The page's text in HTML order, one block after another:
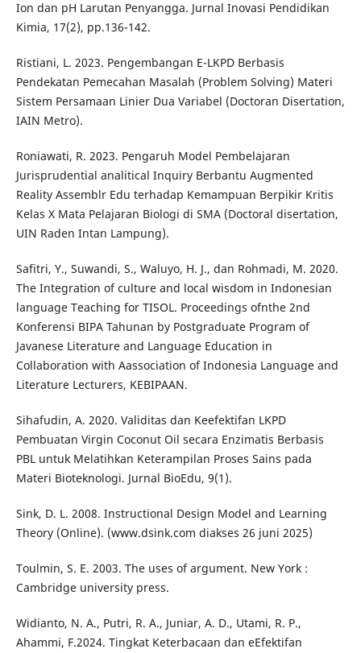
Ion dan pH Larutan Penyangga. Jurnal Inovasi Pendidikan
Kimia, 17(2), pp.136-142.
Ristiani, L. 2023. Pengembangan E-LKPD Berbasis
Pendekatan Pemecahan Masalah (Problem Solving) Materi
Sistem Persamaan Linier Dua Variabel (Doctoran Disertation,
IAIN Metro).
Roniawati, R. 2023. Pengaruh Model Pembelajaran
Jurisprudential analitical Inquiry Berbantu Augmented
Reality Assemblr Edu terhadap Kemampuan Berpikir Kritis
Kelas X Mata Pelajaran Biologi di SMA (Doctoral disertation,
UIN Raden Intan Lampung).
Safitri, Y., Suwandi, S., Waluyo, H. J., dan Rohmadi, M. 2020.
The Integration of culture and local wisdom in Indonesian
language Teaching for TISOL. Proceedings ofnthe 2nd
Konferensi BIPA Tahunan by Postgraduate Program of
Javanese Literature and Language Education in
Collaboration with Aassociation of Indonesia Language and
Literature Lecturers, KEBIPAAN.
Sihafudin, A. 2020. Validitas dan Keefektifan LKPD
Pembuatan Virgin Coconut Oil secara Enzimatis Berbasis
PBL untuk Melatihkan Keterampilan Proses Sains pada
Materi Bioteknologi. Jurnal BioEdu, 9(1).
Sink, D. L. 2008. Instructional Design Model and Learning
Theory (Online). (www.dsink.com diakses 26 juni 2025)
Toulmin, S. E. 2003. The uses of argument. New York :
Cambridge university press.
Widianto, N. A., Putri, R. A., Juniar, A. D., Utami, R. P.,
Ahammi, F.2024. Tingkat Keterbacaan dan eEfektifan